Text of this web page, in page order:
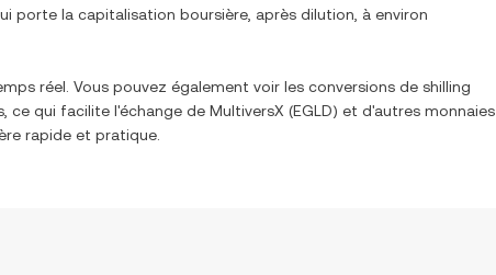
porte la capitalisation boursière, après dilution, à environ
réel. Vous pouvez également voir les conversions de shilling
ce qui facilite l'échange de MultiversX (EGLD) et d'autres monnaies
rapide et pratique.